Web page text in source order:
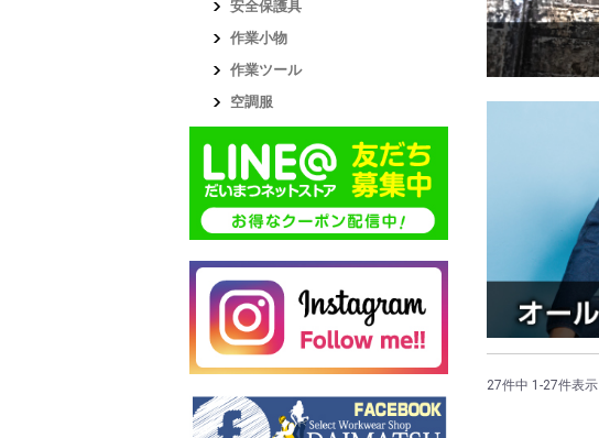
27件中 1-27件表示
安全保護具
作業小物
作業ツール
空調服